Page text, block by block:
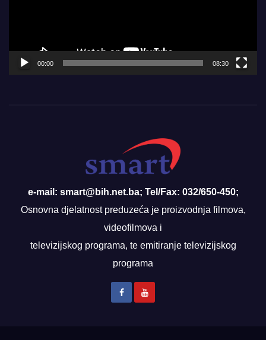
00:00 08:30
e-mail: smart@bih.net.ba; Tel/Fax: 032/650-450;
Osnovna djelatnost preduzeća je proizvodnja filmova,
videofilmova i
televizijskog programa, te emitiranje televizijskog
programa